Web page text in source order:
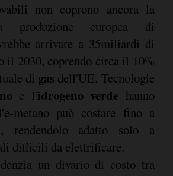
non coprono ancora la
produzione europea di
arrivare a 35miliardi di
il 2030, coprendo circa il 10%
di gas dell'UE. Tecnologie
e l'idrogeno verde hanno
metano può costare fino a
rendendolo adatto solo a
difficili da elettrificare.
un divario di costo tra